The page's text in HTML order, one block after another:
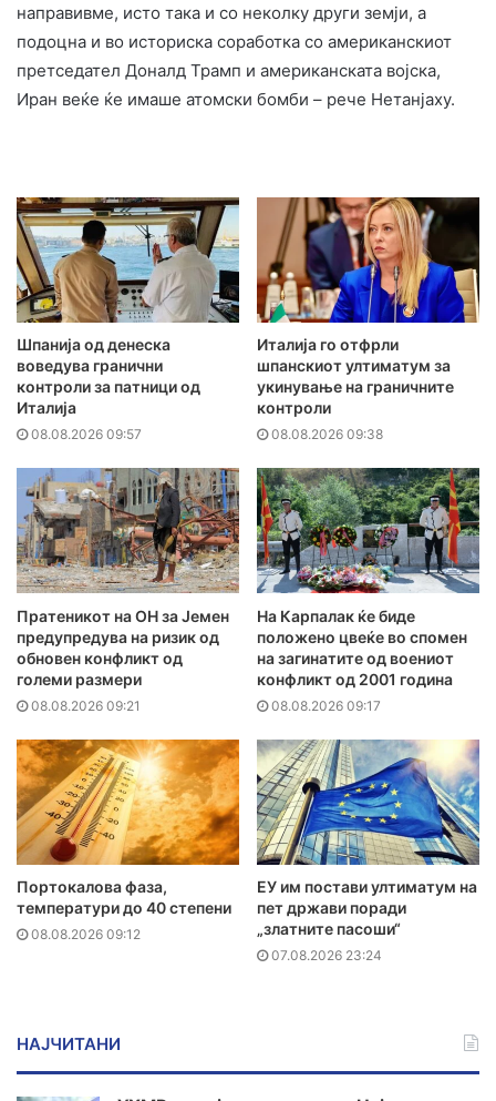
направивме, исто така и со неколку други земји, а
подоцна и во историска соработка со американскиот
претседател Доналд Трамп и американската војска,
Иран веќе ќе имаше атомски бомби – рече Нетанјаху.
Шпанија од денеска
воведува гранични
контроли за патници од
Италија
08.08.2026 09:57
Италија го отфрли
шпанскиот ултиматум за
укинување на граничните
контроли
08.08.2026 09:38
Пратеникот на ОН за Јемен
предупредува на ризик од
обновен конфликт од
големи размери
08.08.2026 09:21
На Карпалак ќе биде
положено цвеќе во спомен
на загинатите од воениот
конфликт од 2001 година
08.08.2026 09:17
Портокалова фаза,
температури до 40 степени
08.08.2026 09:12
ЕУ им постави ултиматум на
пет држави поради
„златните пасоши“
07.08.2026 23:24
НАЈЧИТАНИ